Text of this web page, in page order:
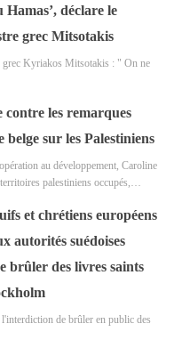
Hamas’, déclare le
grec Mitsotakis
grec Kyriakos Mitsotakis : " On ne
contre les remarques
belge sur les Palestiniens
au développement, Caroline
palestiniens occupés,…
et chrétiens européens
autorités suédoises
brûler des livres saints
de brûler en public des